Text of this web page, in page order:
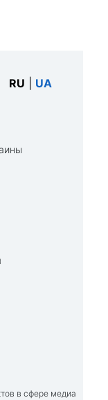
RU UA
в сфере медиа